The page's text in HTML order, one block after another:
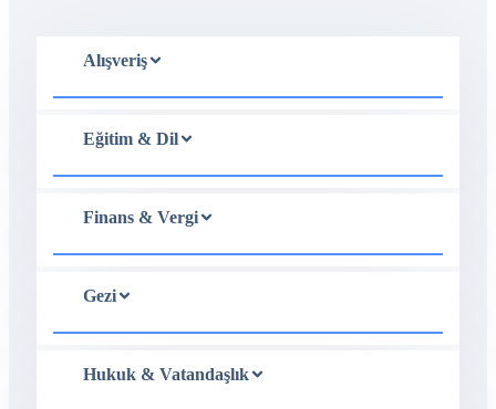
Alışveriş
Eğitim & Dil
Finans & Vergi
Gezi
Hukuk & Vatandaşlık